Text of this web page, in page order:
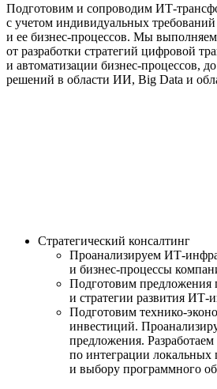
Подготовим и сопроводим ИТ-
с учетом индивидуальных
и ее бизнес-процессов. Мы выполняем
от разработки стратегий цифровой
и автоматизации бизнес-процессов,
решений в области ИИ, Big Data и
Стратегический консалтинг
Проанализируем ИТ-
и бизнес-процессы
Подготовим предложения
и стратегии развития ИТ-
Подготовим технико-
инвестиций.
предложения.
по интеграции локальных
и выбору программного